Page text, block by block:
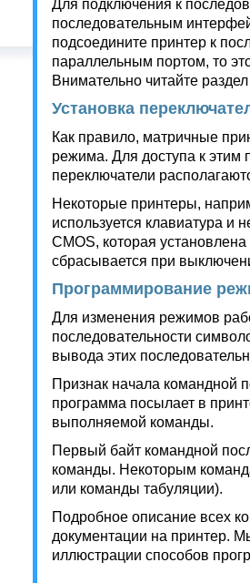
Для подключения к
последовательным
подсоедините принтер к
параллельным портом, то
Внимательно читайте
Установка
Как правило, матричные
режима. Для доступа к этим
переключатели
Некоторые принтеры,
используется клавиатура и
CMOS, которая
сбрасывается при
Программирование
Для изменения режимов
последовательности
вывода этих
Признак начала командной
программа посылает в
выполняемой команды.
Первый байт командной
команды. Некоторым
или команды табуляции).
Подробное описание всех
документации на принтер.
иллюстрации способов